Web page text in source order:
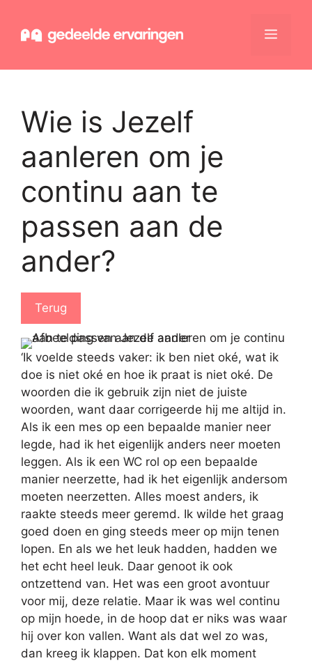
naar
Menu
Wie is Jezelf
aanleren om je
continu aan te
passen aan de
ander?
Terug
‘Ik voelde steeds vaker: ik ben niet oké, wat ik
doe is niet oké en hoe ik praat is niet oké. De
woorden die ik gebruik zijn niet de juiste
woorden, want daar corrigeerde hij me altijd in.
Als ik een mes op een bepaalde manier neer
legde, had ik het eigenlijk anders neer moeten
leggen. Als ik een WC rol op een bepaalde
manier neerzette, had ik het eigenlijk andersom
moeten neerzetten. Alles moest anders, ik
raakte steeds meer geremd. Ik wilde het graag
goed doen en ging steeds meer op mijn tenen
lopen. En als we het leuk hadden, hadden we
het echt heel leuk. Daar genoot ik ook
ontzettend van. Het was een groot avontuur
voor mij, deze relatie. Maar ik was wel continu
op mijn hoede, in de hoop dat er niks was waar
hij over kon vallen. Want als dat wel zo was,
dan kreeg ik klappen. Dat kon elk moment